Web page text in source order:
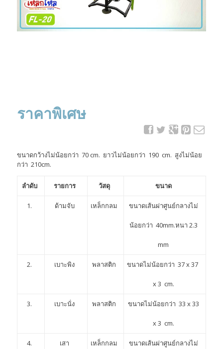
ราคาพิเศษ
ขนาดกว้างไม่น้อยกว่า 70 cm. ยาวไม่น้อยกว่า 190 cm. สูงไม่น้อย
กว่า 210cm.
ลำดับ รายการ วัสดุ ขนาด
1. ด้ามจับ เหล็กกลม ขนาดเส้นผ่าศูนย์กลางไม่
น้อยกว่า 40mm.หนา 2.3
mm
2. เบาะพิง พลาสติก ขนาดไม่น้อยกว่า 37 x 37
x 3 cm.
3. เบาะนั่ง พลาสติก ขนาดไม่น้อยกว่า 33 x 33
x 3 cm.
4. เสา เหล็กกลม ขนาดเส้นผ่าศูนย์กลางไม่